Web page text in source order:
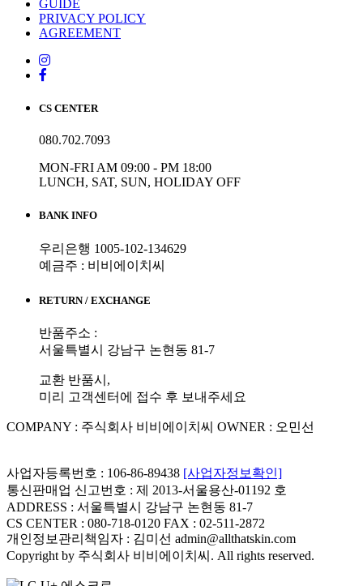
GUIDE
PRIVACY POLICY
AGREEMENT
CS CENTER
080.702.7093
MON-FRI AM 09:00 - PM 18:00
LUNCH, SAT, SUN, HOLIDAY OFF
BANK INFO
우리은행 1005-102-134629
예금주 : 비비에이치씨
RETURN / EXCHANGE
반품주소 :
서울특별시 강남구 논현동 81-7
교환 반품시,
미리 고객센터에 접수 후 보내주세요
COMPANY : 주식회사 비비에이치씨 OWNER : 오민선
사업자등록번호 : 106-86-89438 [사업자정보확인]
통신판매업 신고번호 : 제 2013-서울용산-01192 호
ADDRESS : 서울특별시 강남구 논현동 81-7
CS CENTER : 080-718-0120 FAX : 02-511-2872
개인정보관리책임자 : 김미선 admin@allthatskin.com
Copyright by 주식회사 비비에이치씨. All rights reserved.